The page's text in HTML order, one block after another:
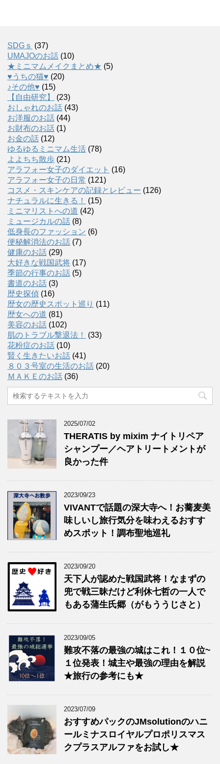
SDGｓ (37)
UMAJOのお話 (10)
★ミニマムメイクまとめ★ (5)
♥うちの猫♥ (20)
♪その他♥ (15)
【自由研究】
(23)
おしゃれのお話 (43)
お洋服のお話 (44)
お財布のお話 (1)
お金の話 (12)
ゆるゆるミニマム生活 (78)
よよちち散歩 (21)
アラフォー女子のダイエット (16)
アラフォー女子の日常 (121)
コスメ・スキンケアの記録とレビュー (126)
ナチュラルに生きる！
(15)
ミニマリストへの道 (42)
ミュージカルの話 (8)
低身長のファッション (6)
便秘解消法のお話 (7)
健康のお話 (29)
大好きな戦国武将 (17)
季節の行事のお話 (5)
書道のお話 (3)
歴史探偵 (16)
歴女の歴史スポット巡り (11)
歴女への道 (81)
美容のお話 (102)
肌のトラブル撃退法！
(33)
花粉症のお話 (10)
賢く生きたいお話 (41)
８０３号室の生活のお話 (20)
ＭＡＫＥのお話 (36)
2025/07/02
THERATIS by mixim ナイトリペア
シャンプー／ヘアトリートメントが
良かった件
2023/09/23
VIVANTで話題の深大寺へ！お蕎麦美
味しいし旅行気分を味わえるおすす
めスポット！調布聖地巡礼
2023/09/20
天下人が認めた戦国武将！なまずの
兜で戦三昧だけど利休七哲の一人で
もある蒲生氏郷（がもううじさと）
2023/09/05
難攻不落の最強の城はこれ！１０位~
１位発表！城主や最強の理由を解説
★旅行の参考にも★
2023/07/09
おすすめパックのJMsolutionのハニ
ールミナスロイヤルプロポリスマス
クプラスアルファをお試し★